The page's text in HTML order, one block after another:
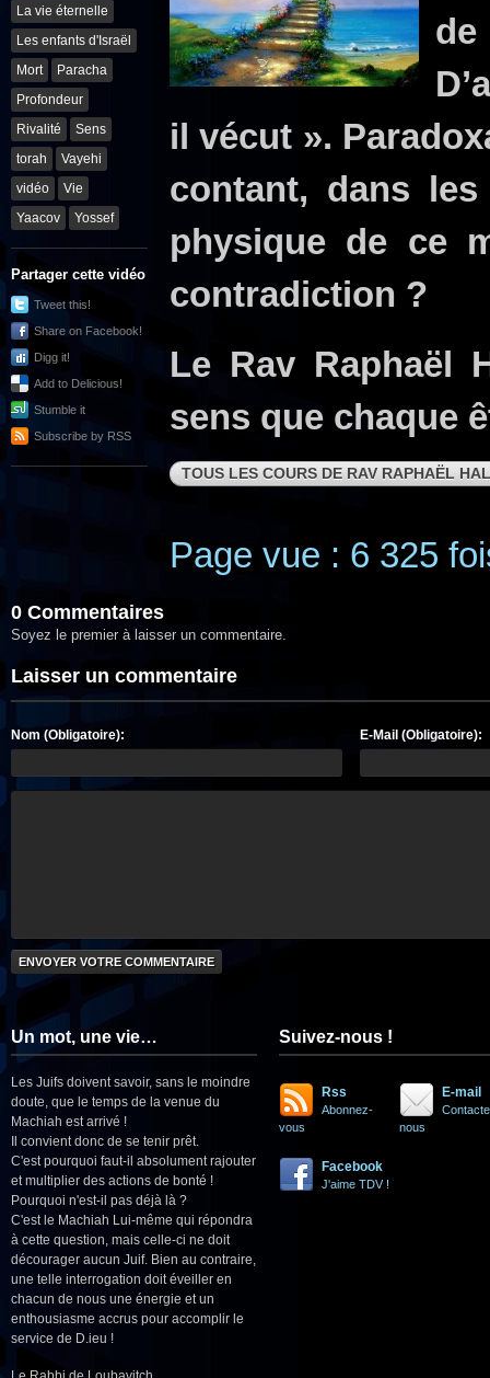
La vie éternelle
Les enfants d'Israël
Mort
Paracha
Profondeur
Rivalité
Sens
torah
Vayehi
vidéo
Vie
Yaacov
Yossef
Partager cette vidéo
Tweet this!
Share on Facebook!
Digg it!
Add to Delicious!
Stumble it
Subscribe by RSS
il vécut ».
contant, dans
physique de ce
contradiction ?
Le Rav Raphaël
sens que chaque
TOUS LES COURS DE RAV RAPHAËL
Page vue : 6 325
0 Commentaires
Soyez le premier à laisser un commentaire.
Laisser un commentaire
Nom (Obligatoire): E-Mail (Obligatoire):
Un mot, une vie…
Les Juifs doivent savoir, sans le moindre
doute, que le temps de la venue du
Machiah est arrivé !
Il convient donc de se tenir prêt.
C'est pourquoi faut-il absolument rajouter
et multiplier des actions de bonté !
Pourquoi n'est-il pas déjà là ?
C'est le Machiah Lui-même qui répondra
à cette question, mais celle-ci ne doit
décourager aucun Juif. Bien au contraire,
une telle interrogation doit éveiller en
chacun de nous une énergie et un
enthousiasme accrus pour accomplir le
service de D.ieu !
Suivez-nous !
Rss
Abonnez-
vous
E-mail
nous
Facebook
J'aime TDV !